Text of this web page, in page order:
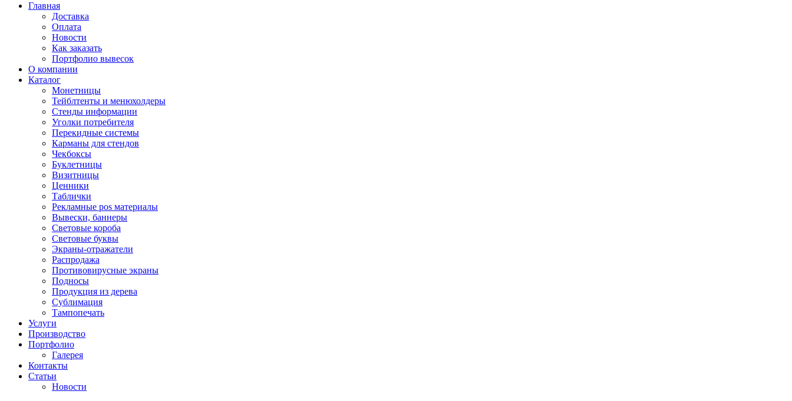
Главная
Доставка
Оплата
Новости
Как заказать
Портфолио вывесок
О компании
Каталог
Монетницы
Тейблтенты и менюхолдеры
Стенды информации
Уголки потребителя
Перекидные системы
Карманы для стендов
Чекбоксы
Буклетницы
Визитницы
Ценники
Таблички
Рекламные pos материалы
Вывески, баннеры
Световые короба
Световые буквы
Экраны-отражатели
Распродажа
Противовирусные экраны
Подносы
Продукция из дерева
Сублимация
Тампопечать
Услуги
Производство
Портфолио
Галерея
Контакты
Статьи
Новости